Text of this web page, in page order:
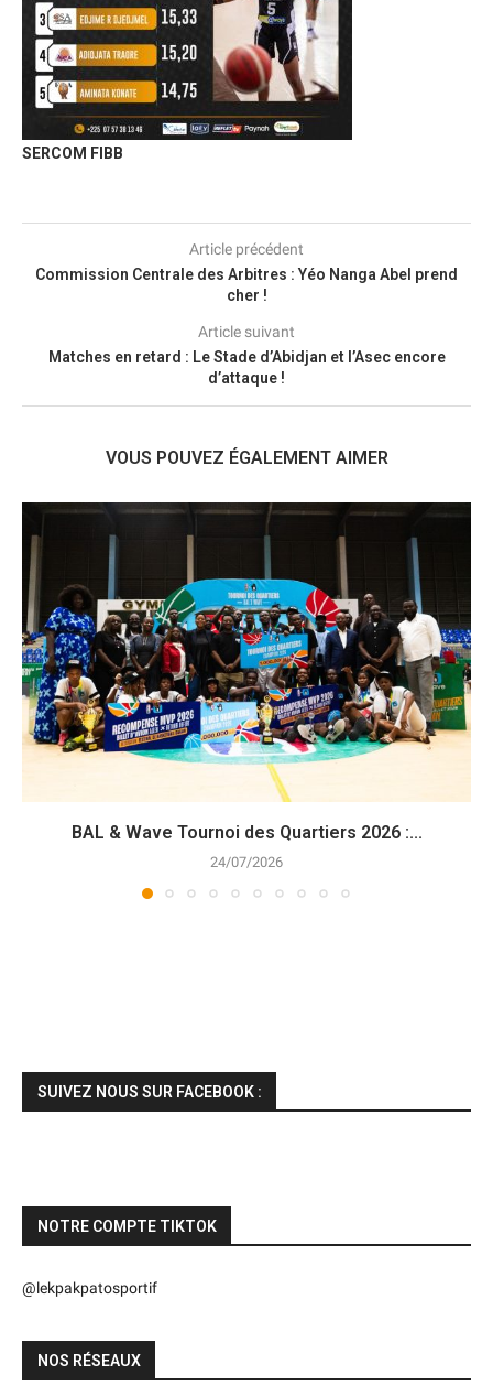
SERCOM FIBB
Article précédent
Commission Centrale des Arbitres : Yéo Nanga Abel prend
cher !
Article suivant
Matches en retard : Le Stade d’Abidjan et l’Asec encore
d’attaque !
VOUS POUVEZ ÉGALEMENT AIMER
BAL & Wave Tournoi des Quartiers 2026 :...
24/07/2026
SUIVEZ NOUS SUR FACEBOOK :
NOTRE COMPTE TIKTOK
@lekpakpatosportif
NOS RÉSEAUX